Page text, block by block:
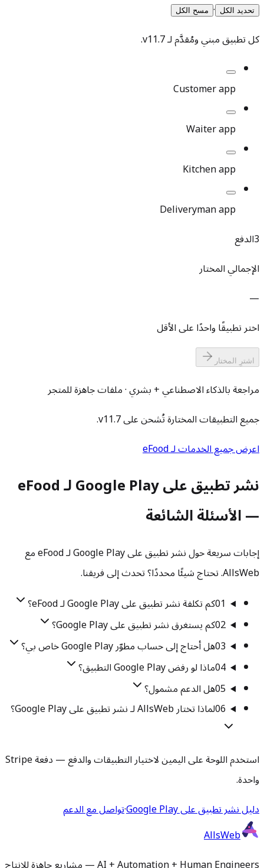
تحديد الكل · مسح الكل
كل تطبيق مبني ومُقدَّم لـv11.7
.
Customer app
Waiter app
Kitchen app
Deliveryman app
3الدفع
الإجمالي المختار
—
اختر تطبيقًا واحدًا على الأقل
اشترِ المختار
مراجعة بالذكاء الاصطناعي + بشري · ملفات جاهزة للمتجر
جميع التطبيقات المختارة تُشحن على v11.7.
اعرض جميع الخدمات لـ eFood
نشر تطبيق على Google Play لـ eFood
— الأسئلة الشائعة
إجابات سريعة حول نشر تطبيق على Google Play لـ eFood مع
AllsWeb. تحتاج شيئًا محددًا؟ تحدث إلى فريقنا.
01كم تكلفة نشر تطبيق على Google Play لـ eFood؟
02كم يستغرق نشر تطبيق على Google Play؟
03هل أحتاج إلى حساب مطوّر Google Play خاص بي؟
04ماذا لو رفض Google Play التطبيق؟
05هل الدعم مشمول؟
06لماذا تختار AllsWeb لـ نشر تطبيق على Google Play؟
استخدم اللوحة على اليمين لاختيار التطبيقات والدفع — دفعة Stripe
واحدة.
دليل نشر تطبيق على Google Play
·تواصل مع الدعم
AllsWeb